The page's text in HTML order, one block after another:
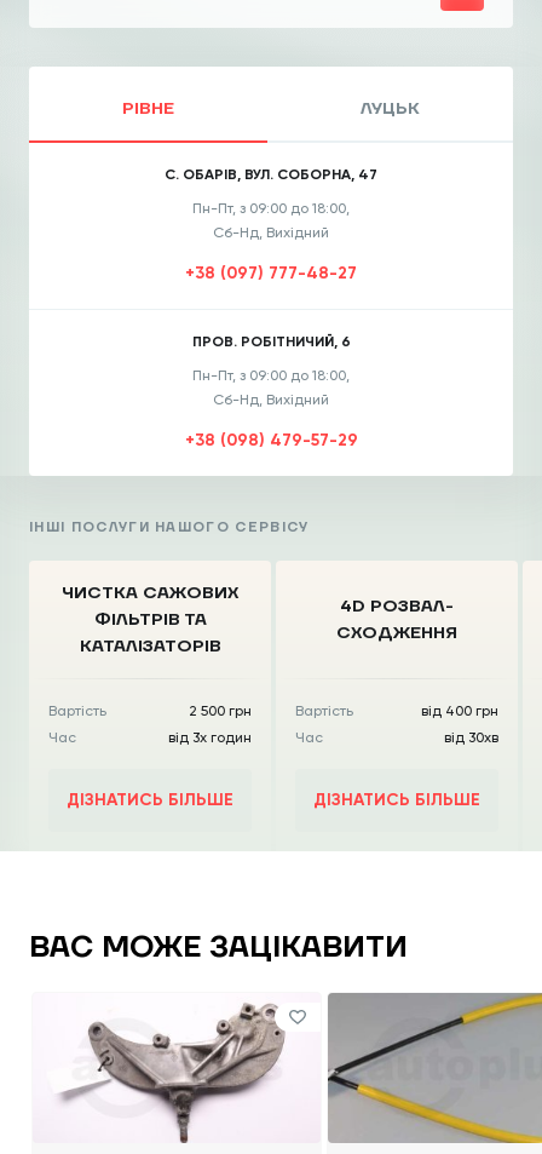
РІВНЕ ЛУЦЬК
С. ОБАРІВ, ВУЛ. СОБОРНА, 47
Пн-Пт, з 09:00 до 18:00,
Сб-Нд, Вихідний
+38 (097) 777-48-27
ПРОВ. РОБІТНИЧИЙ, 6
Пн-Пт, з 09:00 до 18:00,
Сб-Нд, Вихідний
+38 (098) 479-57-29
ІНШІ ПОСЛУГИ НАШОГО СЕРВІСУ
ЧИСТКА CАЖОВИХ
ФІЛЬТРІВ ТА
КАТАЛІЗАТОРІВ
Вартість
2 500 грн
Час
від 3х годин
ДІЗНАТИСЬ БІЛЬШЕ
4D РОЗВАЛ-
СХОДЖЕННЯ
Вартість
від 400 грн
Час
від 30хв
ДІЗНАТИСЬ БІЛЬШЕ
ВАС МОЖЕ ЗАЦІКАВИТИ